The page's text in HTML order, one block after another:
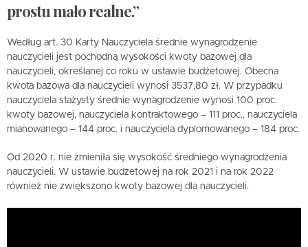
prostu mało realne.”
Według art. 30 Karty Nauczyciela średnie wynagrodzenie
nauczycieli jest pochodną wysokości kwoty bazowej dla
nauczycieli, określanej co roku w ustawie budżetowej. Obecna
kwota bazowa dla nauczycieli wynosi 3537,80 zł. W przypadku
nauczyciela stażysty średnie wynagrodzenie wynosi 100 proc.
kwoty bazowej, nauczyciela kontraktowego – 111 proc., nauczyciela
mianowanego – 144 proc. i nauczyciela dyplomowanego – 184 proc.
Od 2020 r. nie zmieniła się wysokość średniego wynagrodzenia
nauczycieli. W ustawie budżetowej na rok 2021 i na rok 2022
również nie zwiększono kwoty bazowej dla nauczycieli.